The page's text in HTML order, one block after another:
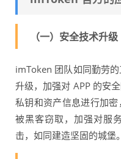
（一）安全技术升级
imToken 团队如同勤劳
升级，加强对 APP 的安
私钥和资产信息进行加
被黑客窃取，加强对服
击，如同建造坚固的城堡。